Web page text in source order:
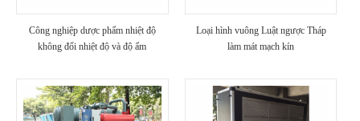
Công nghiệp dược phẩm nhiệt độ
không đổi nhiệt độ và độ ẩm
Loại hình vuông Luật ngược Tháp
làm mát mạch kín